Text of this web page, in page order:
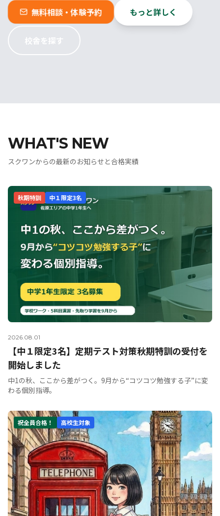
無料相談・体験予約 もっと詳しく
校舎を探す
WHAT'S NEW
スクワンからの最新のお知らせと合格実績
秋期特訓 中１限定3名
2026.08.01
【中１限定3名】定期テスト対策秋期特訓の受付を
開始しました
中1の秋、ここから差がつく。9月から“コツコツ勉強する子”に変
わる個別指導。
祝全員合格！ 高校生対象